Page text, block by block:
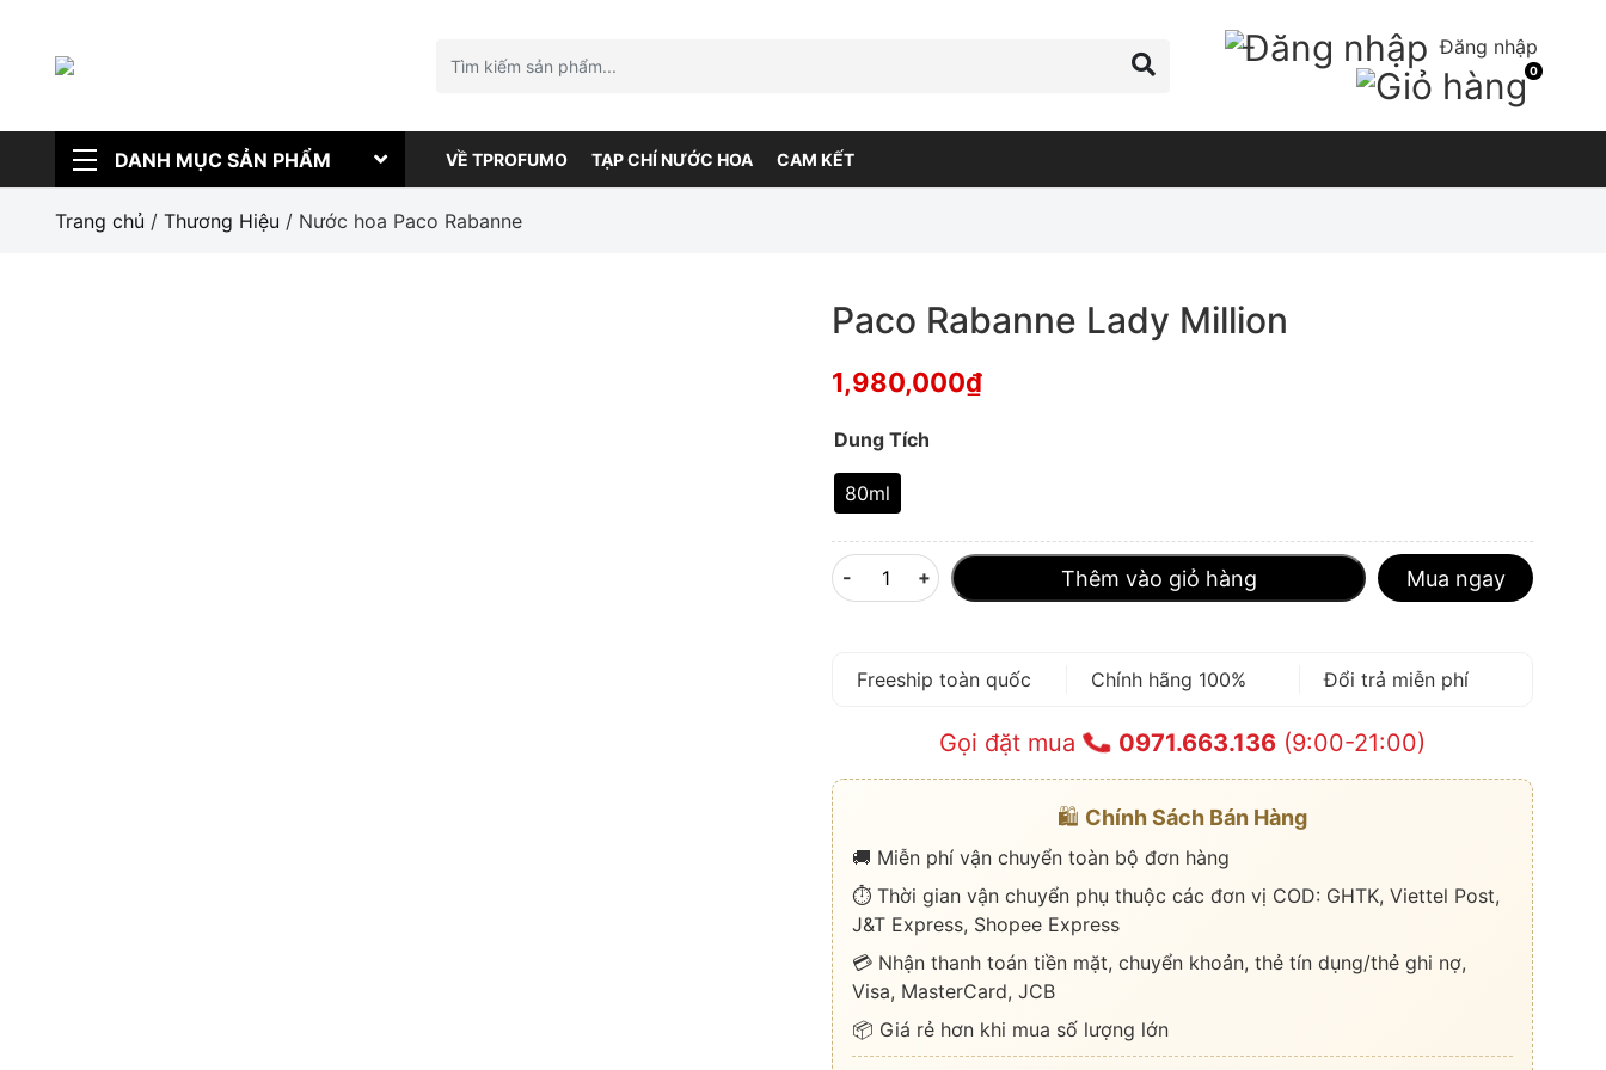
Đăng nhập
0
DANH MỤC SẢN PHẨM VỀ TPROFUMO TẠP CHÍ NƯỚC HOA CAM KẾT
Trang chủ / Thương Hiệu / Nước hoa Paco Rabanne
Paco Rabanne Lady Million
1,980,000₫
Dung Tích
80ml
- + Thêm vào giỏ hàng Mua ngay
Freeship toàn quốc Chính hãng 100% Đổi trả miễn phí
Gọi đặt mua 0971.663.136 (9:00-21:00)
🛍️ Chính Sách Bán Hàng
🚚 Miễn phí vận chuyển toàn bộ đơn hàng
⏱️ Thời gian vận chuyển phụ thuộc các đơn vị COD: GHTK, Viettel Post,
J&T Express, Shopee Express
💳 Nhận thanh toán tiền mặt, chuyển khoản, thẻ tín dụng/thẻ ghi nợ,
Visa, MasterCard, JCB
📦 Giá rẻ hơn khi mua số lượng lớn